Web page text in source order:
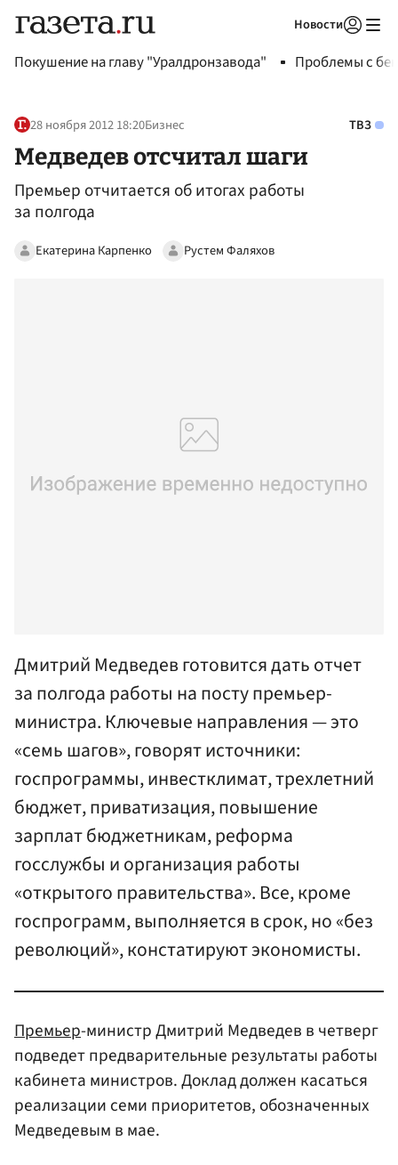
Новости
Покушение на главу "Уралдронзавода" Проблемы с
28 ноября 2012 18:20Бизнес ТВЗ
Медведев отсчитал шаги
Премьер отчитается об итогах работы
за полгода
Екатерина Карпенко Рустем Фаляхов
Дмитрий Медведев готовится дать отчет
за полгода работы на посту премьер-
министра. Ключевые направления — это
«семь шагов», говорят источники:
госпрограммы, инвестклимат, трехлетний
бюджет, приватизация, повышение
зарплат бюджетникам, реформа
госслужбы и организация работы
«открытого правительства». Все, кроме
госпрограмм, выполняется в срок, но «без
революций», констатируют экономисты.
Премьер-министр Дмитрий Медведев в четверг
подведет предварительные результаты работы
кабинета министров. Доклад должен касаться
реализации семи приоритетов, обозначенных
Медведевым в мае.